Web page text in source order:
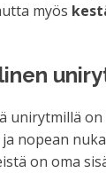
myös
unirytmillä
nopean
on oma